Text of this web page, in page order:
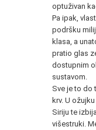
optuživan
Pa ipak,
podršku
klasa, a
pratio glas
dostupnim
sustavom.
Sve je to do
krv. U
Siriju te
višestruki.